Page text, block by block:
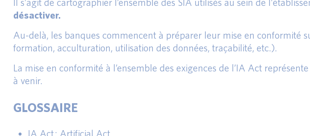
Il s’agit de cartographier l’ensemble des SIA utilisés au sein de
désactiver.
Au-delà, les banques commencent à préparer leur mise en conformité
formation, acculturation, utilisation des données, traçabilité, etc.).
La mise en conformité à l’ensemble des exigences de l’IA Act
à venir.
GLOSSAIRE
IA Act : Artificial Act